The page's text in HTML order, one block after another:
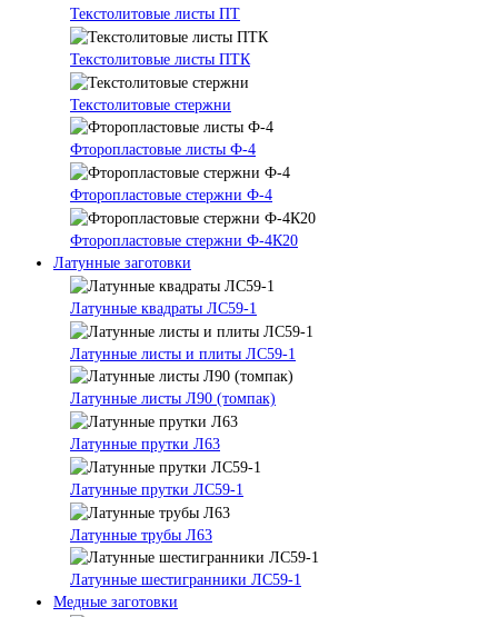
Текстолитовые листы ПТ
Текстолитовые листы ПТК
Текстолитовые стержни
Фторопластовые листы Ф-4
Фторопластовые стержни Ф-4
Фторопластовые стержни Ф-4К20
Латунные заготовки
Латунные квадраты ЛС59-1
Латунные листы и плиты ЛС59-1
Латунные листы Л90 (томпак)
Латунные прутки Л63
Латунные прутки ЛС59-1
Латунные трубы Л63
Латунные шестигранники ЛС59-1
Медные заготовки